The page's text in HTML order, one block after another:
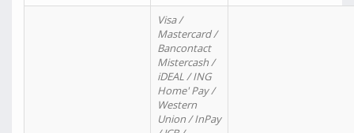
Visa /
Mastercard /
Bancontact
Mistercash /
iDEAL / ING
Home' Pay /
Western
Union / InPay